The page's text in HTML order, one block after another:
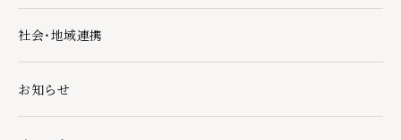
社会・地域連携
社会・地域連携の下層ページ一覧を開く
お知らせ